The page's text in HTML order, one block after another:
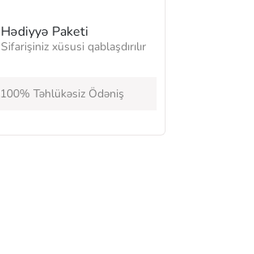
Hədiyyə Paketi
Sifarişiniz xüsusi qablaşdırılır
100% Təhlükəsiz Ödəniş